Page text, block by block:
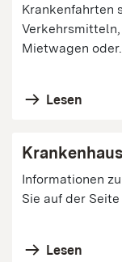
Krankenfahrten
Mietwagen
Lesen
Informationen
Sie auf der
Lesen